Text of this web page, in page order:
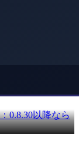
0.8.30以降なら